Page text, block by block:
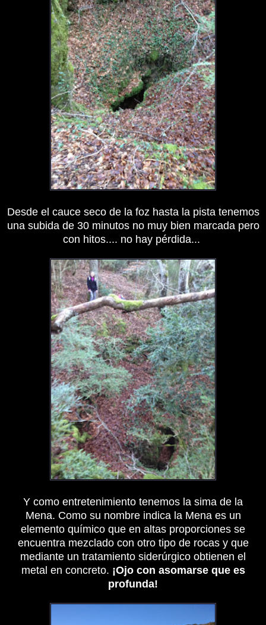
Desde el cauce seco de la foz hasta la pista tenemos
una subida de 30 minutos no muy bien marcada pero
con hitos.... no hay pérdida...
Y como entretenimiento tenemos la sima de la
Mena. Como su nombre indica la Mena es un
elemento químico que en altas proporciones se
encuentra mezclado con otro tipo de rocas y que
mediante un tratamiento siderúrgico obtienen el
metal en concreto. ¡Ojo con asomarse que es
profunda!